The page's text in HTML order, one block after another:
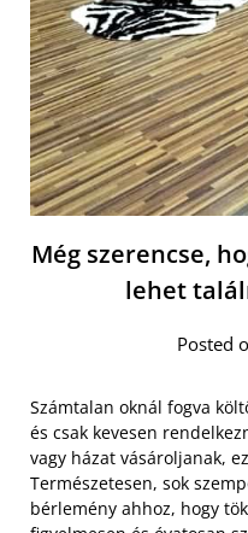
Még szerencse,
lehet
Posted
Számtalan oknál fogva
és csak kevesen
vagy házat vásároljanak,
Természetesen, sok
bérlemény ahhoz, hogy